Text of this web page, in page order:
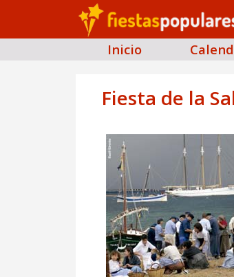
Inicio
Fiesta de la